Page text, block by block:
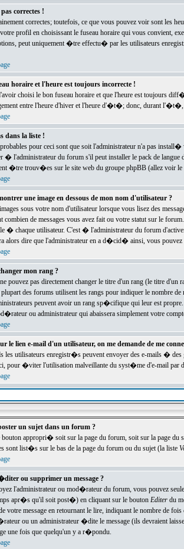
correctes !
correctes; toutefois, ce que vous pouvez voir sont
profil en choisissant le fuseau horaire qui vous convient,
peut uniquement �tre effectu� par les utilisateurs
horaire et l'heure est toujours incorrecte !
choisi le bon fuseau horaire et que l'heure est toujours
entre l'heure d'hiver et l'heure d'�t�; donc, durant
dans la liste !
pour ceci sont que soit l'administrateur n'a pas
� l'administrateur du forum s'il peut installer le pack de
�tre trouv�es sur le site web du groupe phpBB (allez voir le
une image en dessous de mon nom d'utilisateur ?
sous votre nom d'utilisateur lorsque vous lisez des
combien de messages vous avez fait ou votre statut sur le
� chaque utilisateur. C'est � l'administrateur du forum
alors dire que l'administrateur en a d�cid� ainsi, vous
mon rang ?
pas directement changer le titre d'un rang (le titre d'un
des forums utilisent les rangs pour indiquer le nombre de
peuvent avoir un rang sp�cifique qui leur est
ou administrateur qui abaissera simplement votre
le lien e-mail d'un utilisateur, on me demande de me
utilisateurs enregistr�s peuvent envoyer des e-mails �
pour �viter l'utilisation malveillante du syst�me d'e-mail par
un sujet dans un forum ?
appropri� soit sur la page du forum, soit sur la page du
sont list�s sur le bas de la page du forum ou du sujet (la liste
ou supprimer un message ?
l'administrateur ou mod�rateur du forum, vous pouvez
apr�s qu'il soit post�) en cliquant sur le bouton Editerdu
votre message en retournant le lire, indiquant le nombre
ou un administrateur �dite le message (ils devraient
une fois que quelqu'un y a r�pondu.